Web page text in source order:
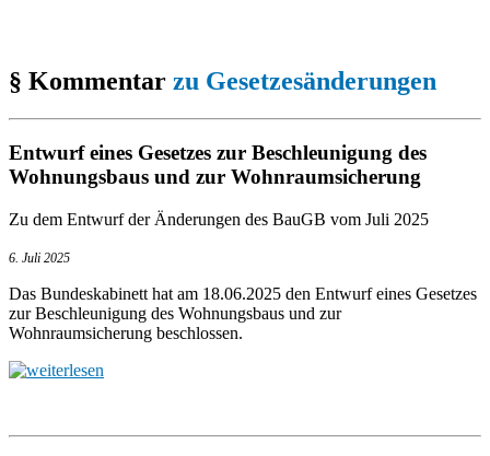
§ Kommentar zu Gesetzesänderungen
Entwurf eines Gesetzes zur Beschleunigung des
Wohnungsbaus und zur Wohnraumsicherung
Zu dem Entwurf der Änderungen des BauGB vom Juli 2025
6. Juli 2025
Das Bundeskabinett hat am 18.06.2025 den Entwurf eines Gesetzes
zur Beschleunigung des Wohnungsbaus und zur
Wohnraumsicherung beschlossen.